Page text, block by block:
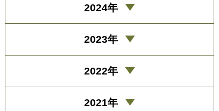
2024年
2023年
2022年
2021年